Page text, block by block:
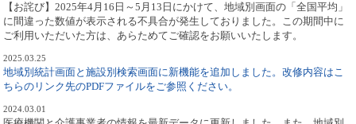
【お詫び】2025年4月16日～5月13日にかけて、地域別画面の「全国平均」
に間違った数値が表示される不具合が発生しておりました。この期間中に
ご利用いただいた方は、あらためてご確認をお願いいたします。
2025.03.25
地域別統計画面と施設別検索画面に新機能を追加しました。改修内容はこ
ちらのリンク先のPDFファイルをご参照ください。
2024.03.01